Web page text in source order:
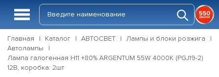
Главная Каталог АВТОСВЕТ
Лампы и блоки розжига
Автолампы
Лампа галогенная H11 +80% ARGENTUM 55W 4000К (PGJ19-2)
12В, коробка: 2шт